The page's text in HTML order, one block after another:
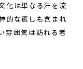
化は単なる汗を流
的な癒しも含まれ
雰囲気は訪れる者